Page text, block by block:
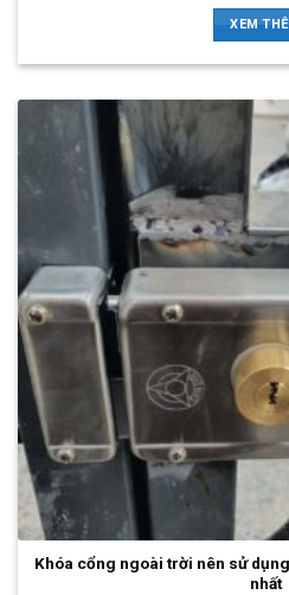
XEM
Khóa cổng ngoài trời nên sử
nhất